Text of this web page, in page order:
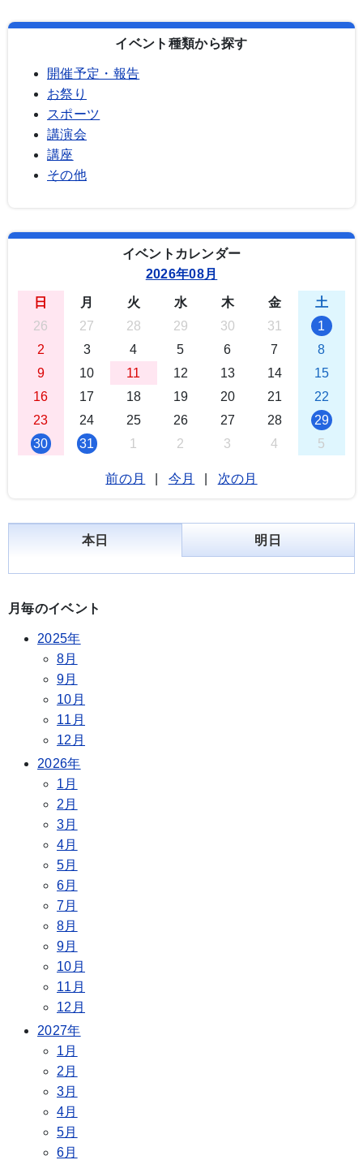
イベント種類から探す
開催予定・報告
お祭り
スポーツ
講演会
講座
その他
イベントカレンダー
2026年08月
日 月 火 水 木 金
土
26
27 28 29 30 31
1
2
3 4 5 6 7
8
9
10 11 12 13 14
15
16
17 18 19 20 21
22
23
24 25 26 27 28
29
30
31 1 2 3 4 5
前の月 今月 次の月
本日 明日
月毎のイベント
2025年
8月
9月
10月
11月
12月
2026年
1月
2月
3月
4月
5月
6月
7月
8月
9月
10月
11月
12月
2027年
1月
2月
3月
4月
5月
6月